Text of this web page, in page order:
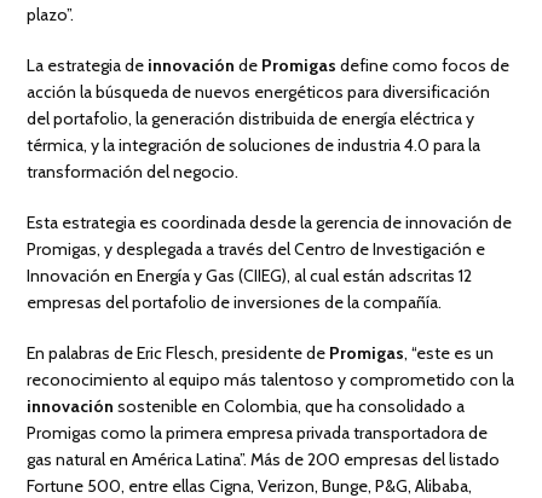
plazo”.
La estrategia de innovación de Promigas define como focos de
acción la búsqueda de nuevos energéticos para diversificación
del portafolio, la generación distribuida de energía eléctrica y
térmica, y la integración de soluciones de industria 4.0 para la
transformación del negocio.
Esta estrategia es coordinada desde la gerencia de innovación de
Promigas, y desplegada a través del Centro de Investigación e
Innovación en Energía y Gas (CIIEG), al cual están adscritas 12
empresas del portafolio de inversiones de la compañía.
En palabras de Eric Flesch, presidente de Promigas, “este es un
reconocimiento al equipo más talentoso y comprometido con la
innovación sostenible en Colombia, que ha consolidado a
Promigas como la primera empresa privada transportadora de
gas natural en América Latina”. Más de 200 empresas del listado
Fortune 500, entre ellas Cigna, Verizon, Bunge, P&G, Alibaba,